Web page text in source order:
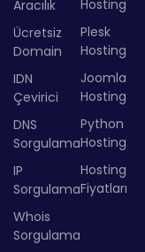
Aracılık
Ücretsiz
Domain
IDN
Çevirici
DNS
Sorgulama
IP
Sorgulama
Whois
Sorgulama
Hosting
Plesk
Hosting
Joomla
Hosting
Python
Hosting
Hosting
Fiyatları